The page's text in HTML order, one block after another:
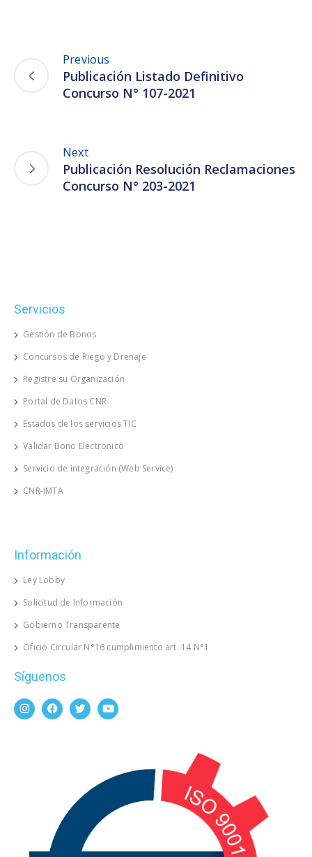
Previous
Publicación Listado Definitivo
Concurso N° 107-2021
Next
Publicación Resolución Reclamaciones
Concurso N° 203-2021
Servicios
Gestión de Bonos
Concursos de Riego y Drenaje
Registre su Organización
Portal de Datos CNR
Estados de los servicios TIC
Validar Bono Electronico
Servicio de integración (Web Service)
CNR-IMTA
Información
Ley Lobby
Solicitud de Información
Gobierno Transparente
Oficio Circular N°16 cumplimiento art. 14 N°1
Síguenos